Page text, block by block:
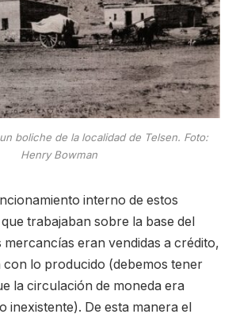
boliche de la localidad de Telsen. Foto:
Henry Bowman
interno de estos
trabajaban sobre la base del
mercancías eran vendidas a crédito,
con lo producido (debemos tener
la circulación de moneda era
inexistente). De esta manera el